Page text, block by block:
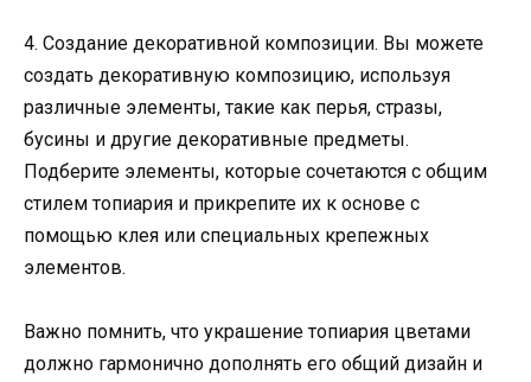
4. Создание декоративной композиции. Вы можете
создать декоративную композицию, используя
различные элементы, такие как перья, стразы,
бусины и другие декоративные предметы.
Подберите элементы, которые сочетаются с общим
стилем топиария и прикрепите их к основе с
помощью клея или специальных крепежных
элементов.
Важно помнить, что украшение топиария цветами
должно гармонично дополнять его общий дизайн и